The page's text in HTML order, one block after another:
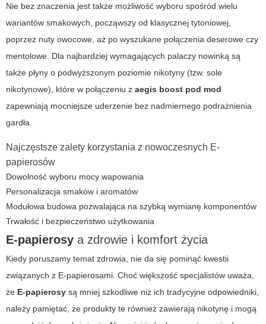
Nie bez znaczenia jest także możliwość wyboru spośród wielu
wariantów smakowych, począwszy od klasycznej tytoniowej,
poprzez nuty owocowe, aż po wyszukane połączenia deserowe czy
mentolowe. Dla najbardziej wymagających palaczy nowinką są
także płyny o podwyższonym poziomie nikotyny (tzw. sole
nikotynowe), które w połączeniu z aegis boost pod mod
zapewniają mocniejsze uderzenie bez nadmiernego podrażnienia
gardła.
Najczęstsze zalety korzystania z nowoczesnych E-
papierosów
Dowolność wyboru mocy wapowania
Personalizacja smaków i aromatów
Modułowa budowa pozwalająca na szybką wymianę komponentów
Trwałość i bezpieczeństwo użytkowania
E-papierosy a zdrowie i komfort życia
Kiedy poruszamy temat zdrowia, nie da się pominąć kwestii
związanych z E-papierosami. Choć większość specjalistów uważa,
że E-papierosy są mniej szkodliwe niż ich tradycyjne odpowiedniki,
należy pamiętać, że produkty te również zawierają nikotynę i mogą